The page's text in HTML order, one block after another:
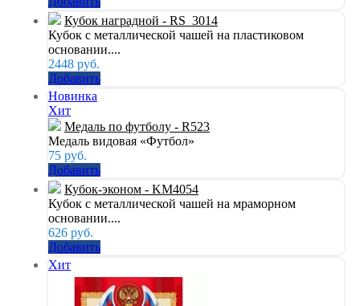
Кубок наградной - RS_3014
Кубок с металлической чашей на пластиковом
основании....
2448 руб.
Добавить
Новинка
Хит
Медаль по футболу - R523
Медаль видовая «Футбол»
75 руб.
Добавить
Кубок-эконом - KM4054
Кубок с металлической чашей на мраморном
основании....
626 руб.
Добавить
Хит